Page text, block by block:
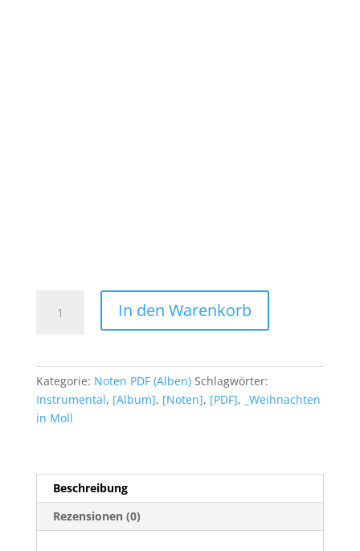
(Notenbuch
In den Warenkorb
Kategorie: Noten PDF (Alben) Schlagwörter:
Instrumental, [Album], [Noten], [PDF], _Weihnachten
in Moll
Beschreibung
Rezensionen (0)